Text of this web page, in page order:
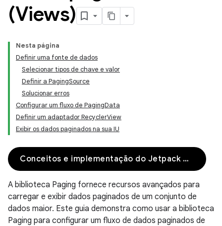
(Views)
Nesta página
Definir uma fonte de dados
Selecionar tipos de chave e valor
Definir a PagingSource
Solucionar erros
Configurar um fluxo de PagingData
Definir um adaptador RecyclerView
Exibir os dados paginados na sua IU
Conceitos e implementação do Jetpack Compose
A biblioteca Paging fornece recursos avançados para
carregar e exibir dados paginados de um conjunto de
dados maior. Este guia demonstra como usar a biblioteca
Paging para configurar um fluxo de dados paginados de